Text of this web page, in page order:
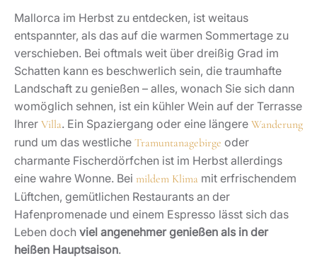
Mallorca im Herbst zu entdecken, ist weitaus
entspannter, als das auf die warmen Sommertage zu
verschieben. Bei oftmals weit über dreißig Grad im
Schatten kann es beschwerlich sein, die traumhafte
Landschaft zu genießen – alles, wonach Sie sich dann
womöglich sehnen, ist ein kühler Wein auf der Terrasse
Ihrer Villa. Ein Spaziergang oder eine längere Wanderung
rund um das westliche Tramuntanagebirge oder
charmante Fischerdörfchen ist im Herbst allerdings
eine wahre Wonne. Bei mildem Klima mit erfrischendem
Lüftchen, gemütlichen Restaurants an der
Hafenpromenade und einem Espresso lässt sich das
Leben doch viel angenehmer genießen als in der
heißen Hauptsaison.